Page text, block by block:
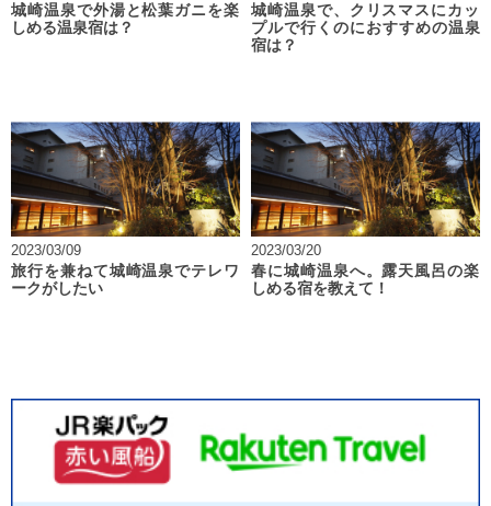
城崎温泉で外湯と松葉ガニを楽
しめる温泉宿は？
城崎温泉で、クリスマスにカッ
プルで行くのにおすすめの温泉
宿は？
2023/03/09
旅行を兼ねて城崎温泉でテレワ
ークがしたい
2023/03/20
春に城崎温泉へ。露天風呂の楽
しめる宿を教えて！